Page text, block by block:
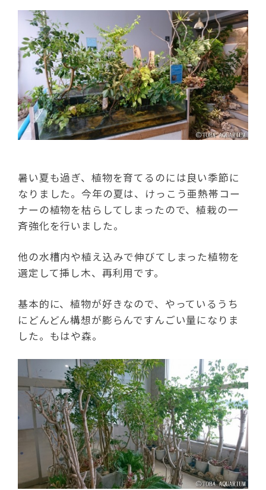
暑い夏も過ぎ、植物を育てるのには良い季節に
なりました。今年の夏は、けっこう亜熱帯コー
ナーの植物を枯らしてしまったので、植栽の一
斉強化を行いました。
他の水槽内や植え込みで伸びてしまった植物を
選定して挿し木、再利用です。
基本的に、植物が好きなので、やっているうち
にどんどん構想が膨らんですんごい量になりま
した。もはや森。